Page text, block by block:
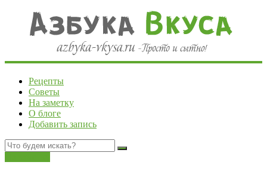
Рецепты
Советы
На заметку
О блоге
Добавить запись